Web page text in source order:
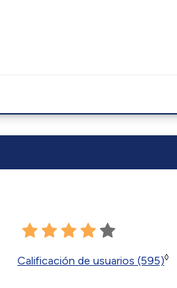
Calificación de usuarios (595)◊